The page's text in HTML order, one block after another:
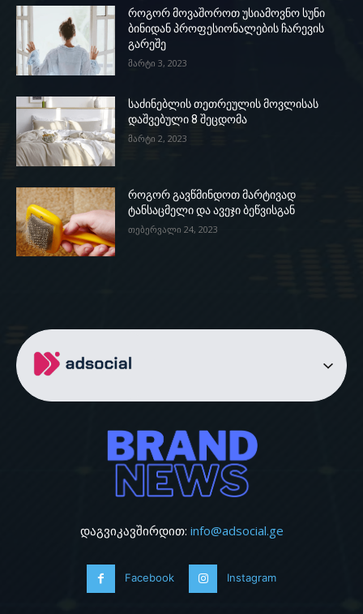
როგორ მოვაშოროთ უსიამოვნო სუნი
ბინიდან პროფესიონალების ჩარევის
გარეშე
მარტი 3, 2023
საძინებლის თეთრეულის მოვლისას
დაშვებული 8 შეცდომა
მარტი 2, 2023
როგორ გავწმინდოთ მარტივად
ტანსაცმელი და ავეჯი ბეწვისგან
თებერვალი 24, 2023
დაგვიკავშირდით: info@adsocial.ge
Facebook Instagram